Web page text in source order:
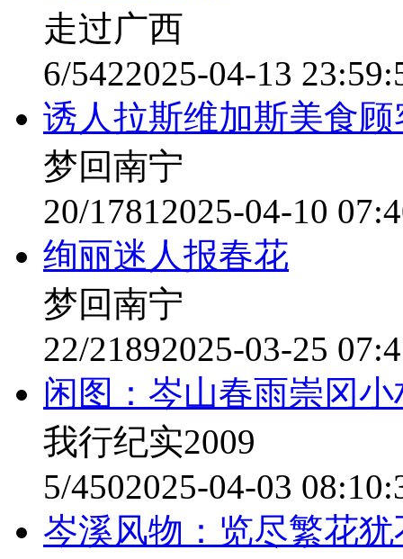
走过广西
6/5422025-04-13
诱人拉斯维加斯美食
梦回南宁
20/17812025-04-10
绚丽迷人报春花
梦回南宁
22/21892025-03-25
闲图：岑山春雨崇冈
我行纪实2009
5/4502025-04-03
岑溪风物：览尽繁花